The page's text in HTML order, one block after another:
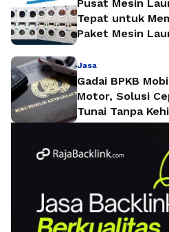
Pusat Mesin
Tepat untuk
Paket Mesin
Jasa
Gadai BPKB
Motor, Solusi
Tunai Tanpa